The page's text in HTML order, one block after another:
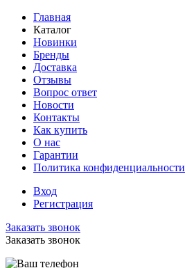
Главная
Каталог
Новинки
Бренды
Доставка
Отзывы
Вопрос ответ
Новости
Контакты
Как купить
О нас
Гарантии
Политика конфиденциальности
Вход
Регистрация
Заказать звонок
Заказать звонок